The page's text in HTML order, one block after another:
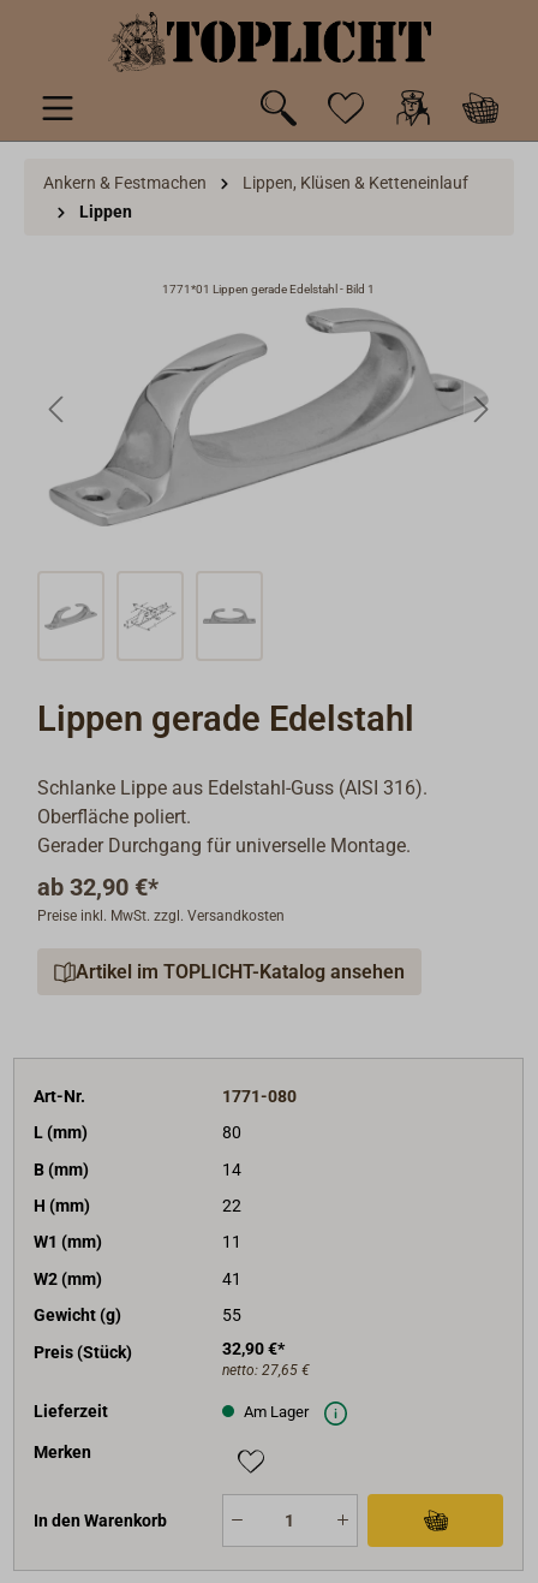
springen
Ankern & Festmachen
Lippen, Klüsen & Ketteneinlauf
Lippen
1771*01 Lippen gerade Edelstahl - Bild 1
Lippen gerade Edelstahl
Schlanke Lippe aus Edelstahl-Guss (AISI 316).
Oberfläche poliert.
Gerader Durchgang für universelle Montage.
ab 32,90 €*
Preise inkl. MwSt. zzgl. Versandkosten
Artikel im TOPLICHT-Katalog ansehen
Art-Nr.
1771-080
L (mm)
80
B (mm)
14
H (mm)
22
W1 (mm)
11
W2 (mm)
41
Gewicht (g)
55
Preis (Stück)
32,90 €*
netto: 27,65 €
Lieferzeit Am Lager
Merken
In den Warenkorb